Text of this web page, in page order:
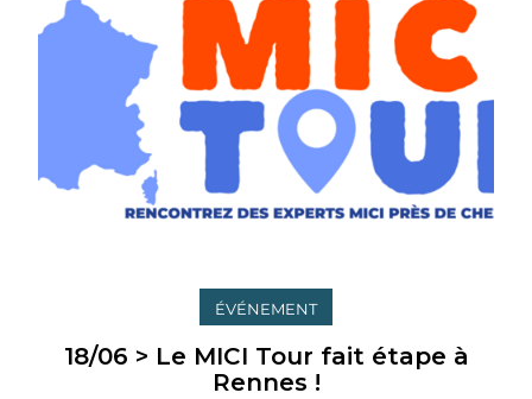
ÉVÉNEMENT
18/06 > Le MICI Tour fait étape à
Rennes !